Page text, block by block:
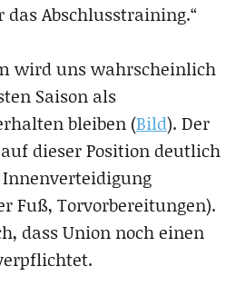
Abschlusstraining.“
wird uns wahrscheinlich
Saison als
bleiben (Bild). Der
dieser Position deutlich
Fuß, Torvorbereitungen).
dass Union noch einen